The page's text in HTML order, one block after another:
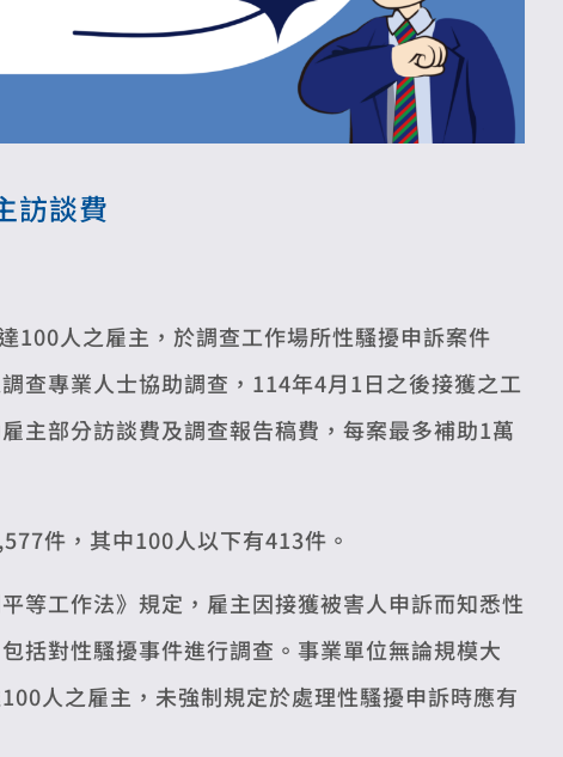
訪談費
100人之雇主，於調查工作場所性騷擾申訴案件
查專業人士協助調查，114年4月1日之後接獲之工
主部分訪談費及調查報告稿費，每案最多補助1萬
件，其中100人以下有413件。
等工作法》規定，雇主因接獲被害人申訴而知悉性
括對性騷擾事件進行調查。事業單位無論規模大
人之雇主，未強制規定於處理性騷擾申訴時應有